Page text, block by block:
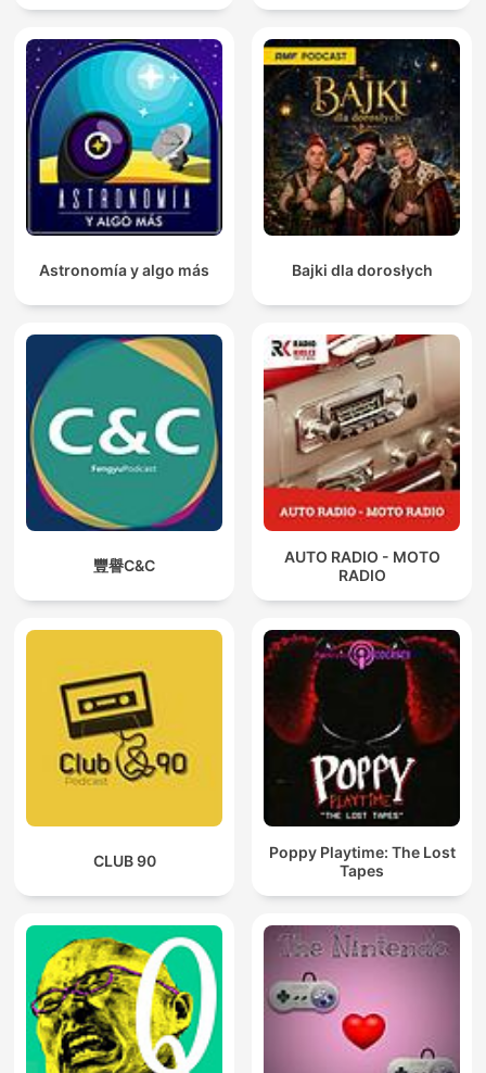
Astronomía y algo más Bajki dla dorosłych
豐譽C&C
AUTO RADIO - MOTO
RADIO
CLUB 90
Poppy Playtime: The Lost
Tapes